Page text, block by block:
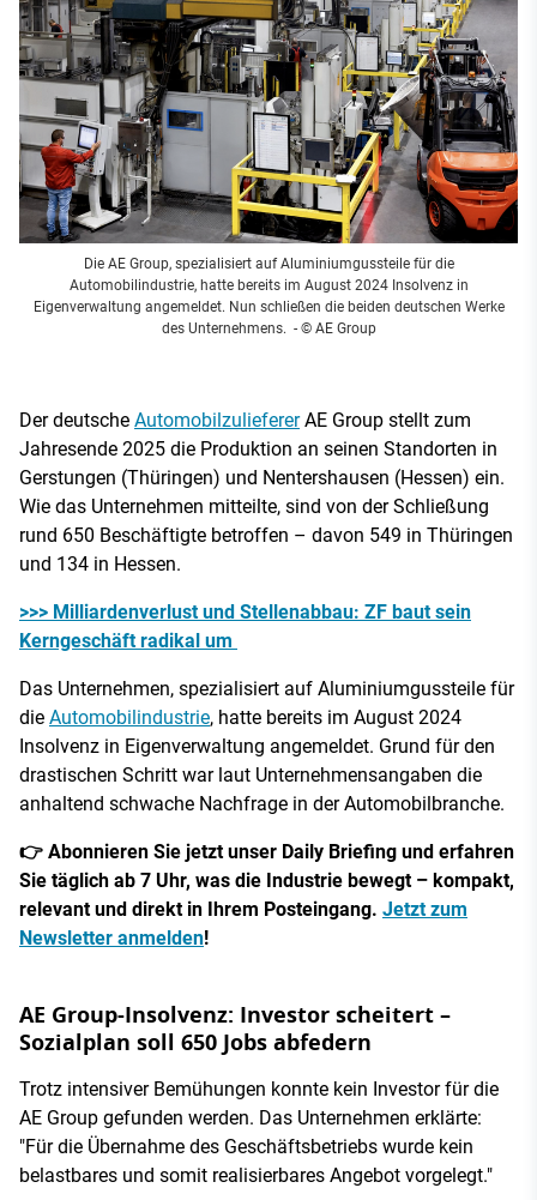
Die AE Group, spezialisiert auf Aluminiumgussteile für die
Automobilindustrie, hatte bereits im August 2024 Insolvenz in
Eigenverwaltung angemeldet. Nun schließen die beiden deutschen Werke
des Unternehmens. - © AE Group
Der deutsche AutomobilzuliefererAE Group stellt zum
Jahresende 2025 die Produktion an seinen Standorten in
Gerstungen (Thüringen) und Nentershausen (Hessen) ein.
Wie das Unternehmen mitteilte, sind von der Schließung
rund 650 Beschäftigte betroffen – davon 549 in Thüringen
und 134 in Hessen.
>>> Milliardenverlust und Stellenabbau: ZF baut sein
Kerngeschäft radikal um
Das Unternehmen, spezialisiert auf Aluminiumgussteile für
die Automobilindustrie, hatte bereits im August 2024
Insolvenz in Eigenverwaltung angemeldet. Grund für den
drastischen Schritt war laut Unternehmensangaben die
anhaltend schwache Nachfrage in der Automobilbranche.
👉 Abonnieren Sie jetzt unser Daily Briefing und erfahren
Sie täglich ab 7 Uhr, was die Industrie bewegt – kompakt,
relevant und direkt in Ihrem Posteingang. Jetzt zum
Newsletter anmelden!
AE Group-Insolvenz: Investor scheitert –
Sozialplan soll 650 Jobs abfedern
Trotz intensiver Bemühungen konnte kein Investor für die
AE Group gefunden werden. Das Unternehmen erklärte:
"Für die Übernahme des Geschäftsbetriebs wurde kein
belastbares und somit realisierbares Angebot vorgelegt."